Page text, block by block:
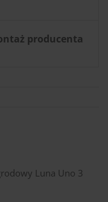
producenta
Luna Uno 3